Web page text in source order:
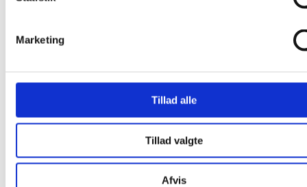
Marketing
Tillad alle
Tillad valgte
Afvis
Tiger
Insekter
Blomster